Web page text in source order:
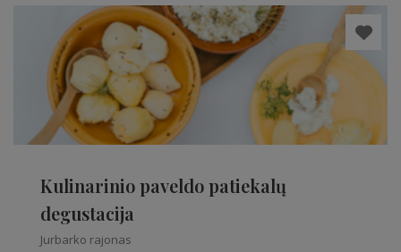
Kulinarinio paveldo patiekalų
degustacija
Jurbarko rajonas